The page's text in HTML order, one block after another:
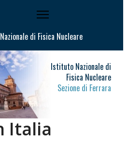
di Fisica Nucleare
Istituto Nazionale di
Fisica Nucleare
Sezione di Ferrara
Italia